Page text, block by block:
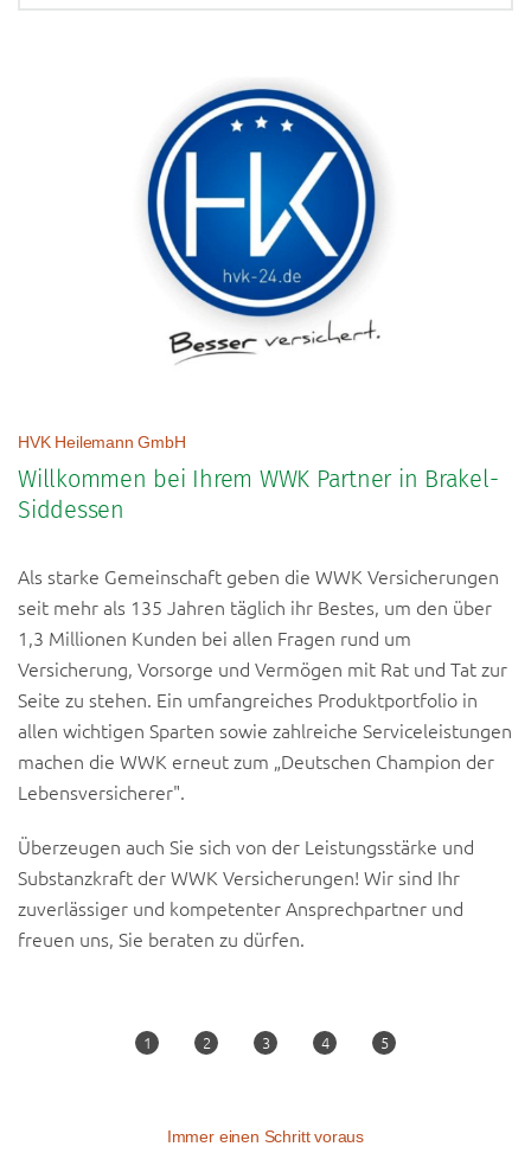
Direkter Kontakt
Häufig gesuchte Begriffe
Schadenmeldung
Altersvorsorge
Vertragsanpassungen
Willkommen bei Ihrem WWK Partner in Brakel-
Siddessen
HVK Heilemann GmbH
Als starke Gemeinschaft geben die WWK Versicherungen
seit mehr als 135 Jahren täglich ihr Bestes, um den über
1,3 Millionen Kunden bei allen Fragen rund um
Versicherung, Vorsorge und Vermögen mit Rat und Tat zur
Seite zu stehen. Ein umfangreiches Produktportfolio in
allen wichtigen Sparten sowie zahlreiche Serviceleistungen
machen die WWK erneut zum „Deutschen Champion der
Lebensversicherer".
Überzeugen auch Sie sich von der Leistungsstärke und
Substanzkraft der WWK Versicherungen! Wir sind Ihr
zuverlässiger und kompetenter Ansprechpartner und
freuen uns, Sie beraten zu dürfen.
Immer einen Schritt voraus